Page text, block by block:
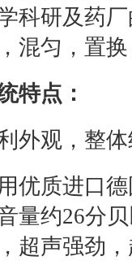
科研及药
混匀，置
特点：
外观，整
优质进口
量约26分
超声强劲